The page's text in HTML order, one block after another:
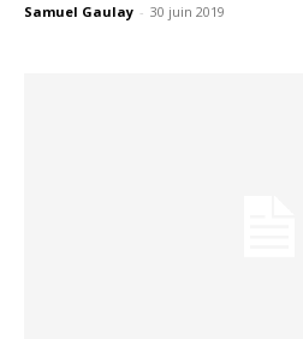
Samuel Gaulay - 30 juin 2019